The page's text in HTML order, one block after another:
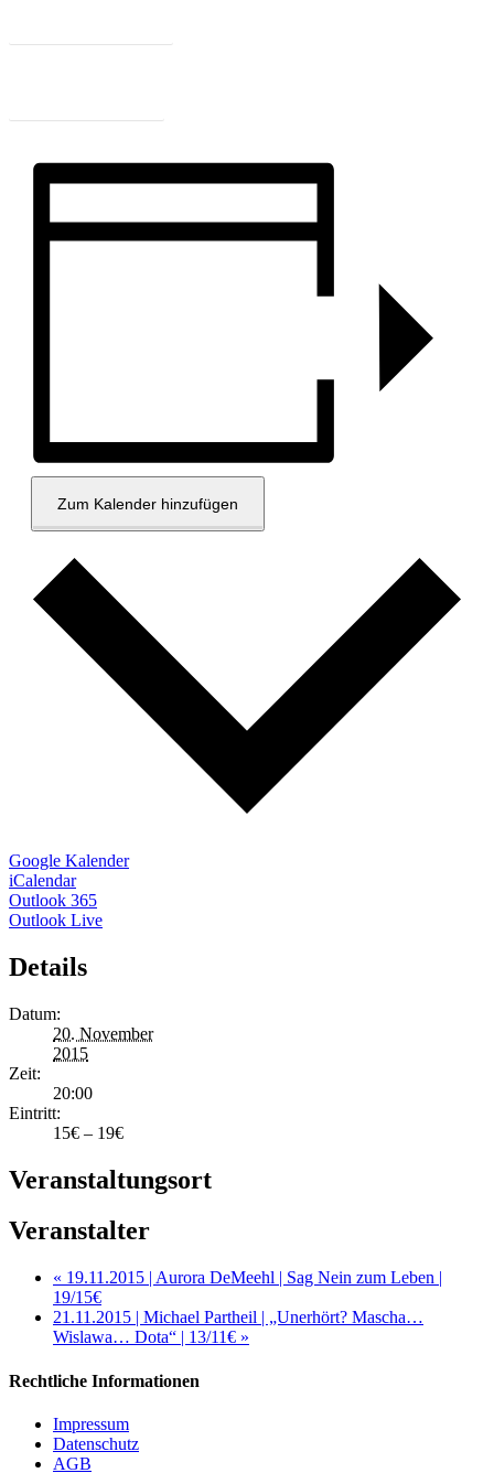
Zum Kalender hinzufügen
Google Kalender
iCalendar
Outlook 365
Outlook Live
Details
Datum:
20. November
2015
Zeit:
20:00
Eintritt:
15€ – 19€
Veranstaltungsort
Veranstalter
« 19.11.2015 | Aurora DeMeehl | Sag Nein zum Leben |
19/15€
21.11.2015 | Michael Partheil | „Unerhört? Mascha…
Wislawa… Dota“ | 13/11€ »
Rechtliche Informationen
Impressum
Datenschutz
AGB